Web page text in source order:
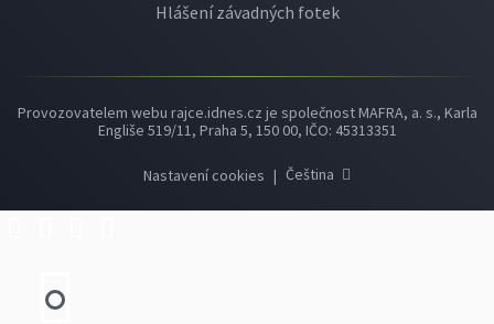
Hlášení závadných fotek
Provozovatelem webu rajce.idnes.cz je společnost MAFRA, a. s., Karla
Engliše 519/11, Praha 5, 150 00, IČO: 45313351
Nastavení cookies | Čeština